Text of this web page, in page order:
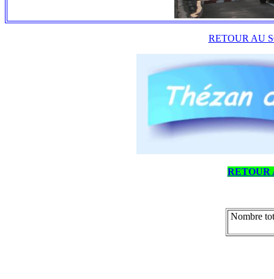
RETOUR AU
RETOUR
Nombre